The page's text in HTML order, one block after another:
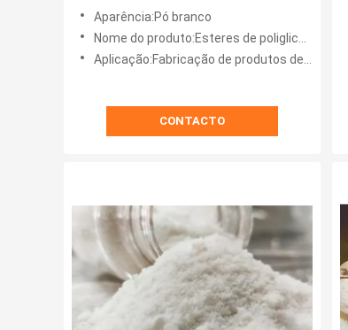
gordos PGE155 para a gordura
Aparência:Pó branco
Nome do produto:Esteres de poliglicerol de ácidos graxos ((PGE)
Aplicação:Fabricação de produtos de panificação
CONTACTO